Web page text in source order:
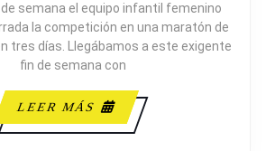
JORNADA
de semana el equipo infantil femenino
la competición en una maratón de
tres días. Llegábamos a este exigente
fin de semana con
LEER MÁS
LEER
MÁS